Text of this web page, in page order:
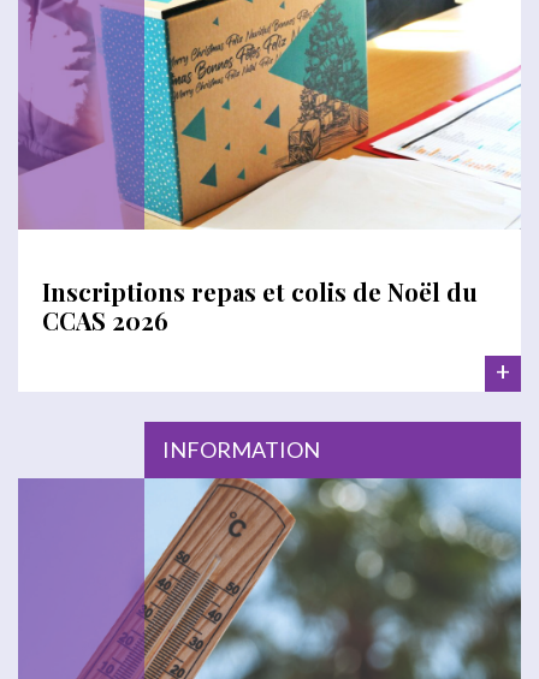
Inscriptions repas et colis de Noël du
CCAS 2026
+
INFORMATION